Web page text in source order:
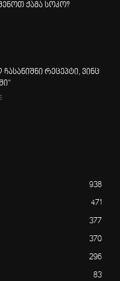
ქამა სოკო?
რეცეპტი, ვინც
938
471
377
370
296
83